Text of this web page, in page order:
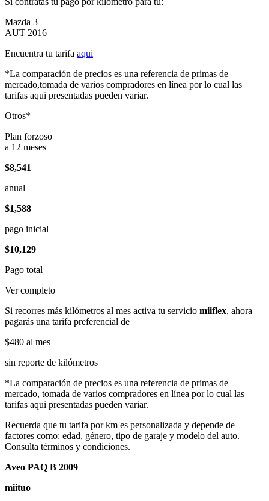
Mazda 3
AUT 2016
Encuentra tu tarifa aqui
*La comparación de precios es una referencia de primas de
mercado,tomada de varios compradores en línea por lo cual las
tarifas aqui presentadas pueden variar.
Otros*
Plan forzoso
a 12 meses
$8,541
anual
$1,588
pago inicial
$10,129
Pago total
Ver completo
Si recorres más kilómetros al mes activa tu servicio miiflex, ahora
pagarás una tarifa preferencial de
$480 al mes
sin reporte de kilómetros
*La comparación de precios es una referencia de primas de
mercado, tomada de varios compradores en línea por lo cual las
tarifas aqui presentadas pueden variar.
Recuerda que tu tarifa por km es personalizada y depende de
factores como: edad, género, tipo de garaje y modelo del auto.
Consulta términos y condiciones.
Aveo PAQ B 2009
miituo